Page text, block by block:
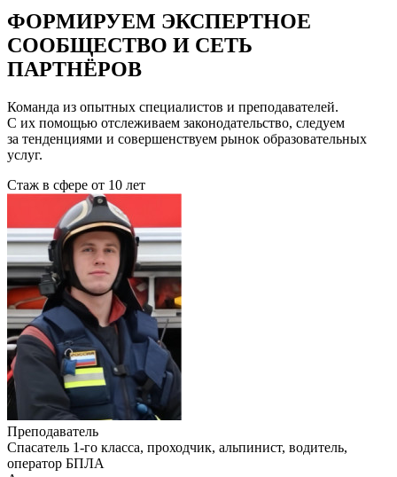
ФОРМИРУЕМ ЭКСПЕРТНОЕ
СООБЩЕСТВО И СЕТЬ
ПАРТНЁРОВ
Команда из опытных специалистов и преподавателей.
С их помощью отслеживаем законодательство, следуем
за тенденциями и совершенствуем рынок образовательных
услуг.
Стаж в сфере от 10 лет
Преподаватель
Cпасатель 1-го класса, проходчик, альпинист, водитель,
оператор БПЛА